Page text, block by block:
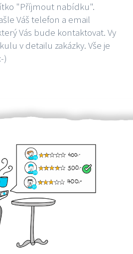
"Příjmout nabídku".
Váš telefon a email
Vás bude kontaktovat. Vy
v detailu zakázky. Vše je
)